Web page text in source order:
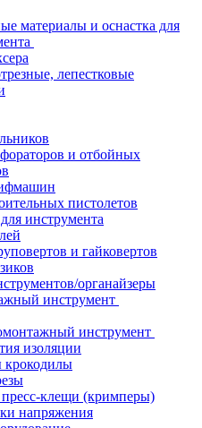
материалы и оснастка для
лепестковые
и отбойных
пистолетов
инструмента
и гайковертов
органайзеры
инструмент
инструмент
изоляции
клещи (кримперы)
напряжения